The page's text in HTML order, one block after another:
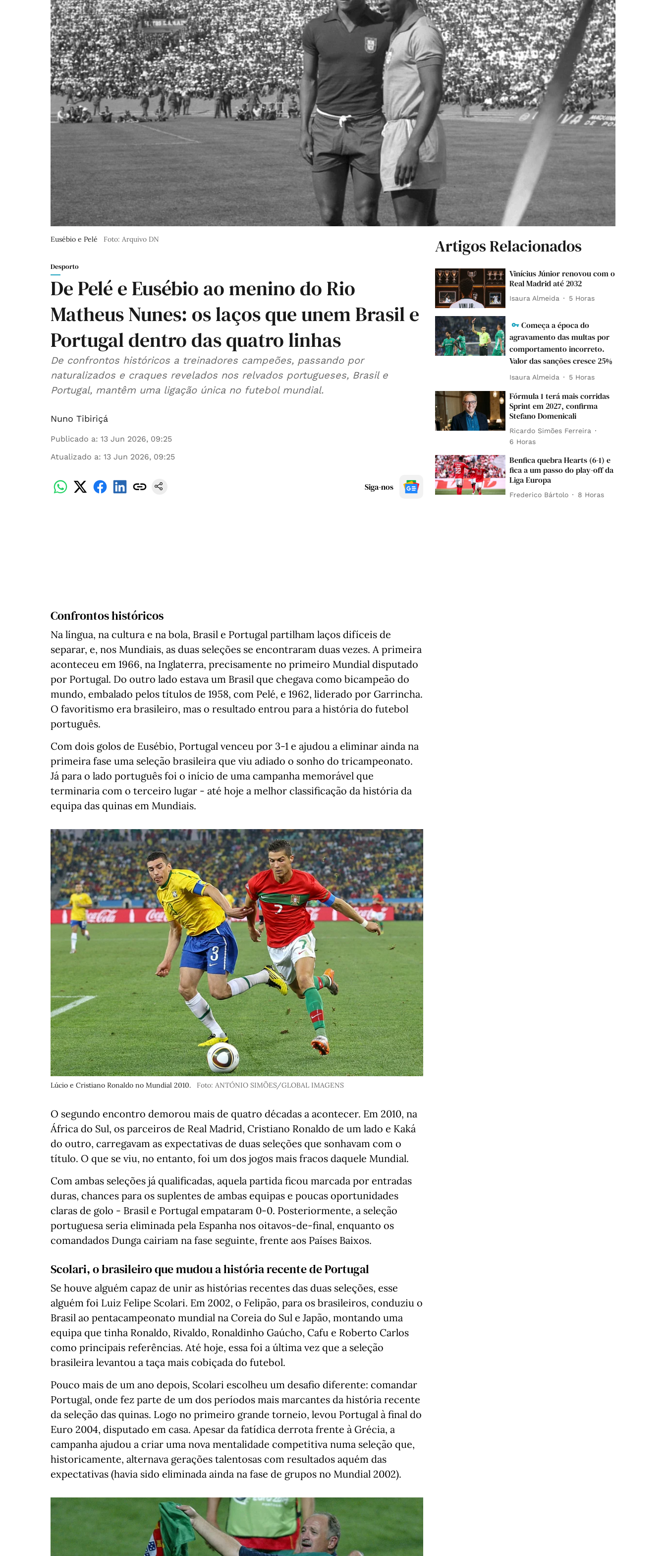
Eusébio e Pelé Foto: Arquivo DN
Desporto
De Pelé e Eusébio ao menino do Rio
Matheus Nunes: os laços que unem Brasil e
Portugal dentro das quatro linhas
De confrontos históricos a treinadores campeões, passando por
naturalizados e craques revelados nos relvados portugueses, Brasil e
Portugal, mantêm uma ligação única no futebol mundial.
Nuno Tibiriçá
Publicado a: 13 Jun 2026, 09:25
Atualizado a: 13 Jun 2026, 09:25
Siga-nos
Confrontos históricos
Na língua, na cultura e na bola, Brasil e Portugal partilham laços difíceis de
separar, e, nos Mundiais, as duas seleções se encontraram duas vezes. A primeira
aconteceu em 1966, na Inglaterra, precisamente no primeiro Mundial disputado
por Portugal. Do outro lado estava um Brasil que chegava como bicampeão do
mundo, embalado pelos títulos de 1958, com Pelé, e 1962, liderado por Garrincha.
O favoritismo era brasileiro, mas o resultado entrou para a história do futebol
português.
Com dois golos de Eusébio, Portugal venceu por 3-1 e ajudou a eliminar ainda na
primeira fase uma seleção brasileira que viu adiado o sonho do tricampeonato.
Já para o lado português foi o início de uma campanha memorável que
terminaria com o terceiro lugar - até hoje a melhor classificação da história da
equipa das quinas em Mundiais.
Lúcio e Cristiano Ronaldo no Mundial 2010. Foto: ANTÓNIO SIMÕES/GLOBAL IMAGENS
O segundo encontro demorou mais de quatro décadas a acontecer. Em 2010, na
África do Sul, os parceiros de Real Madrid, Cristiano Ronaldo de um lado e Kaká
do outro, carregavam as expectativas de duas seleções que sonhavam com o
título. O que se viu, no entanto, foi um dos jogos mais fracos daquele Mundial.
Com ambas seleções já qualificadas, aquela partida ficou marcada por entradas
duras, chances para os suplentes de ambas equipas e poucas oportunidades
claras de golo - Brasil e Portugal empataram 0-0. Posteriormente, a seleção
portuguesa seria eliminada pela Espanha nos oitavos-de-final, enquanto os
comandados Dunga cairiam na fase seguinte, frente aos Países Baixos.
Scolari, o brasileiro que mudou a história recente de Portugal
Se houve alguém capaz de unir as histórias recentes das duas seleções, esse
alguém foi Luiz Felipe Scolari. Em 2002, o Felipão, para os brasileiros, conduziu o
Brasil ao pentacampeonato mundial na Coreia do Sul e Japão, montando uma
equipa que tinha Ronaldo, Rivaldo, Ronaldinho Gaúcho, Cafu e Roberto Carlos
como principais referências. Até hoje, essa foi a última vez que a seleção
brasileira levantou a taça mais cobiçada do futebol.
Pouco mais de um ano depois, Scolari escolheu um desafio diferente: comandar
Portugal, onde fez parte de um dos períodos mais marcantes da história recente
da seleção das quinas. Logo no primeiro grande torneio, levou Portugal à final do
Euro 2004, disputado em casa. Apesar da fatídica derrota frente à Grécia, a
campanha ajudou a criar uma nova mentalidade competitiva numa seleção que,
historicamente, alternava gerações talentosas com resultados aquém das
expectativas (havia sido eliminada ainda na fase de grupos no Mundial 2002).
Artigos Relacionados
Vinícius Júnior renovou com o
Real Madrid até 2032
Isaura Almeida 5 Horas
Começa a época do
agravamento das multas por
comportamento incorreto.
Valor das sanções cresce 25%
Isaura Almeida 5 Horas
Fórmula 1 terá mais corridas
Sprint em 2027, confirma
Stefano Domenicali
Ricardo Simões Ferreira
6 Horas
Benfica quebra Hearts (6-1) e
fica a um passo do play-off da
Liga Europa
Frederico Bártolo 8 Horas